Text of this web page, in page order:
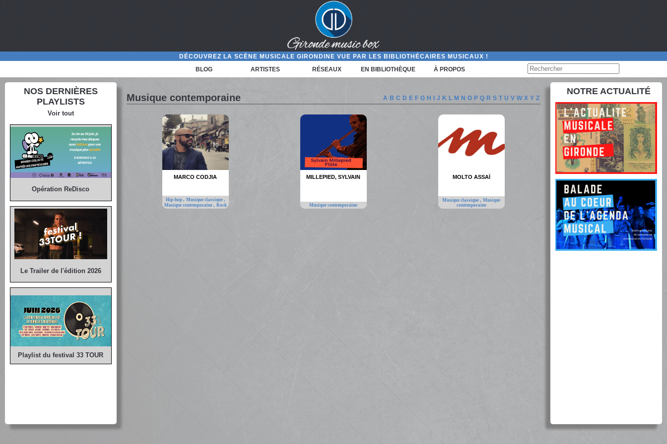
DÉCOUVREZ LA SCÈNE MUSICALE GIRONDINE VUE PAR LES BIBLIOTHÉCAIRES MUSICAUX !
BLOG
ARTISTES RÉSEAUX EN BIBLIOTHÈQUE À PROPOS
NOS DERNIÈRES
PLAYLISTS
Voir tout
Opération ReDisco
Le Trailer de l'édition 2026
Playlist du festival 33 TOUR
Musique contemporaine A B C D E F G H I J K L M N O P Q R S T U V W X Y Z
MARCO CODJIA
Hip-hop , Musique classique ,
Musique contemporaine , Rock
MILLEPIED, SYLVAIN
Musique contemporaine
MOLTO ASSAÏ
Musique classique,Musique
contemporaine
NOTRE ACTUALITÉ